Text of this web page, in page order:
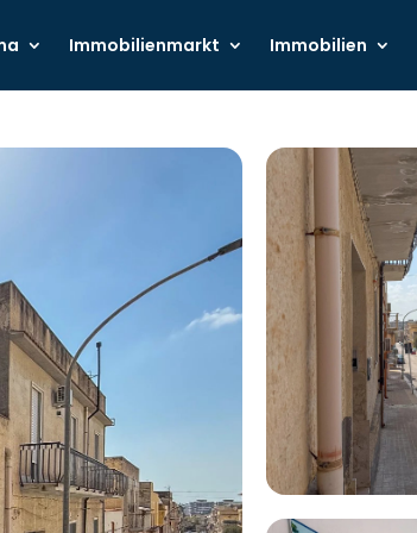
Immobilienmarkt Immobilien